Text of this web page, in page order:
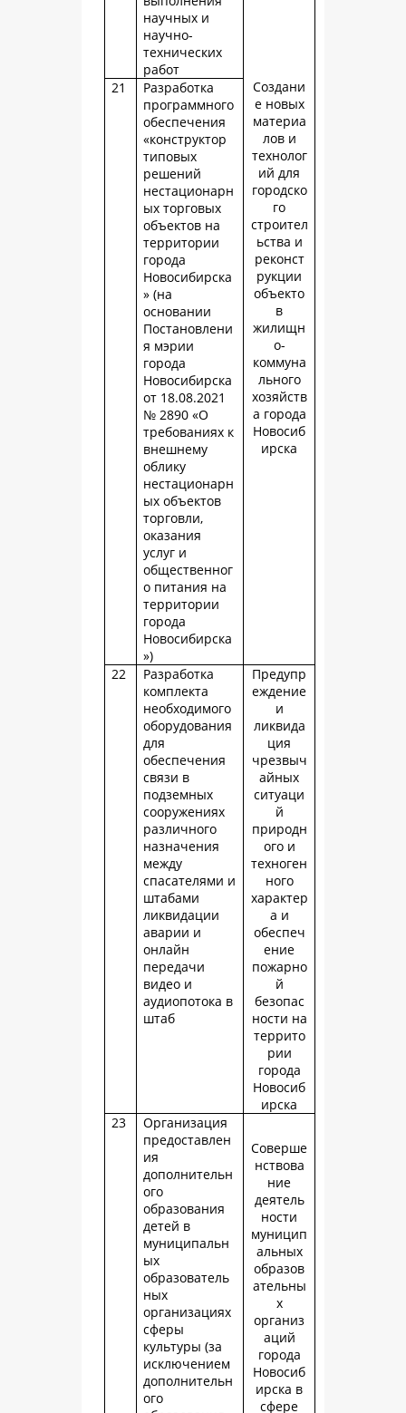
научных и
научно-
технических
работ
Создани
е новых
материа
лов и
технолог
ий для
городско
го
строител
ьства и
реконст
рукции
объекто
в
жилищн
о-
коммуна
льного
хозяйств
а города
Новосиб
ирска
21
Разработка
программного
обеспечения
«конструктор
типовых
решений
нестационарн
ых торговых
объектов на
территории
города
Новосибирска
» (на
основании
Постановлени
я мэрии
города
Новосибирска
от 18.08.2021
№ 2890 «О
требованиях к
внешнему
облику
нестационарн
ых объектов
торговли,
оказания
услуг и
общественног
о питания на
территории
города
Новосибирска
»)
22
Разработка
комплекта
необходимого
оборудования
для
обеспечения
связи в
подземных
сооружениях
различного
назначения
между
спасателями и
штабами
ликвидации
аварии и
онлайн
передачи
видео и
аудиопотока в
штаб
Предупр
еждение
и
ликвида
ция
чрезвыч
айных
ситуаци
й
природн
ого и
техноген
ного
характер
а и
обеспеч
ение
пожарно
й
безопас
ности на
террито
рии
города
Новосиб
ирска
23
Организация
предоставлен
ия
дополнительн
ого
образования
детей в
муниципальн
ых
образователь
ных
организациях
сферы
культуры (за
исключением
дополнительн
ого
Соверше
нствова
ние
деятель
ности
муницип
альных
образов
ательны
х
организ
аций
города
Новосиб
ирска в
сфере